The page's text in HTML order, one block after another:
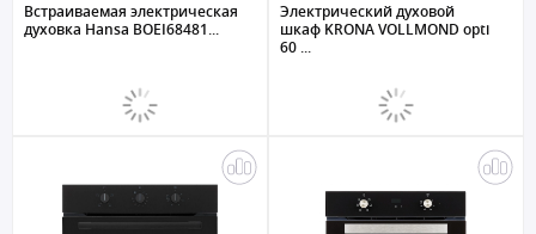
Встраиваемая электрическая
духовка Hansa BOEI68481...
Электрический духовой
шкаф KRONA VOLLMOND opti
60 ...